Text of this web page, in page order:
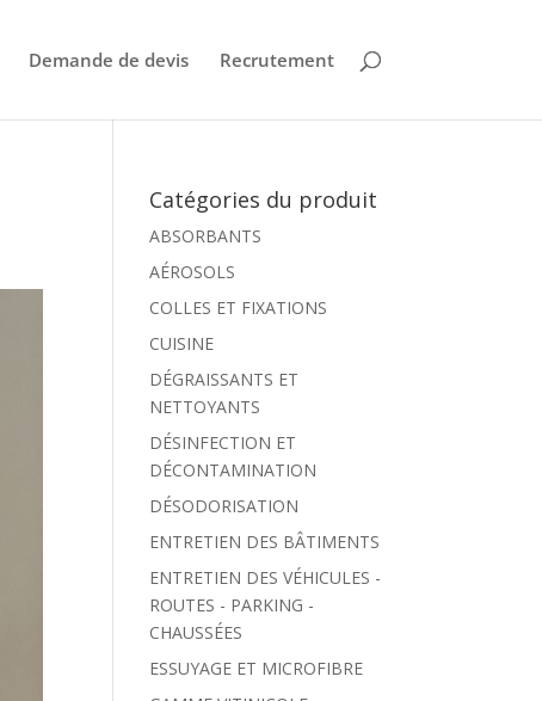
Demande de devis Recrutement
Catégories du produit
ABSORBANTS
AÉROSOLS
COLLES ET FIXATIONS
CUISINE
DÉGRAISSANTS ET
NETTOYANTS
DÉSINFECTION ET
DÉCONTAMINATION
DÉSODORISATION
ENTRETIEN DES BÂTIMENTS
ENTRETIEN DES VÉHICULES -
ROUTES - PARKING -
CHAUSSÉES
ESSUYAGE ET MICROFIBRE